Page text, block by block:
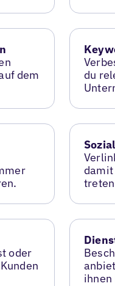
dem
du
oder
ihnen